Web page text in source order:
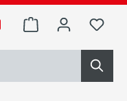
Warenkorb Du